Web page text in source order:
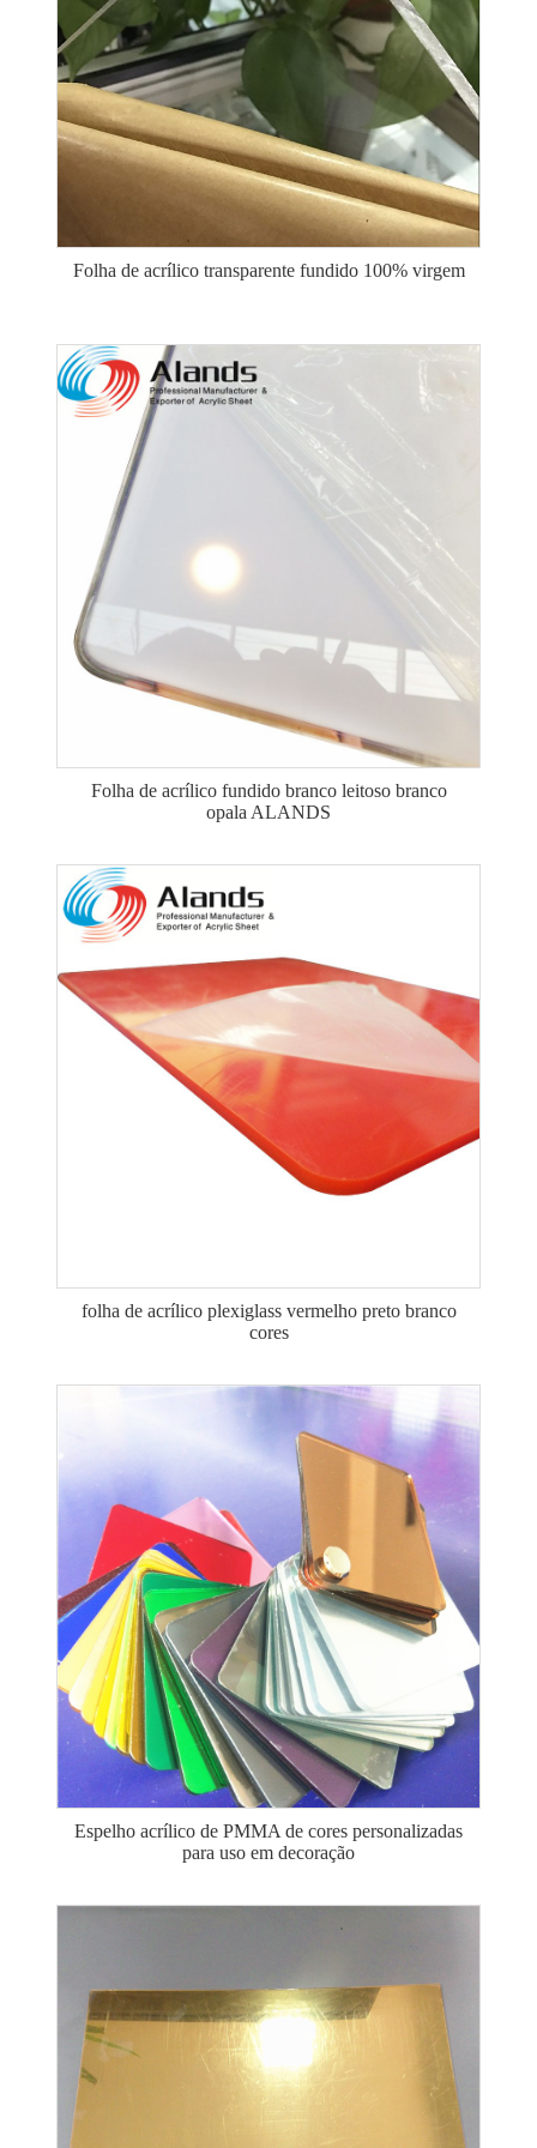
Folha de acrílico transparente fundido 100% virgem
Folha de acrílico fundido branco leitoso branco
opala ALANDS
folha de acrílico plexiglass vermelho preto branco
cores
Espelho acrílico de PMMA de cores personalizadas
para uso em decoração